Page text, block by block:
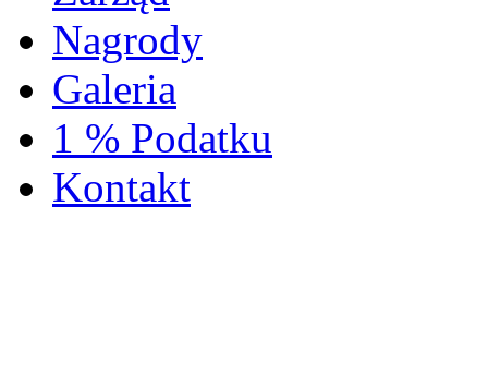
Nagrody
Galeria
1 % Podatku
Kontakt